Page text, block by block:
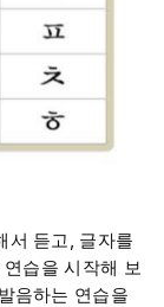
서 듣고, 글자를
습을 시작해 보
음하는 연습을